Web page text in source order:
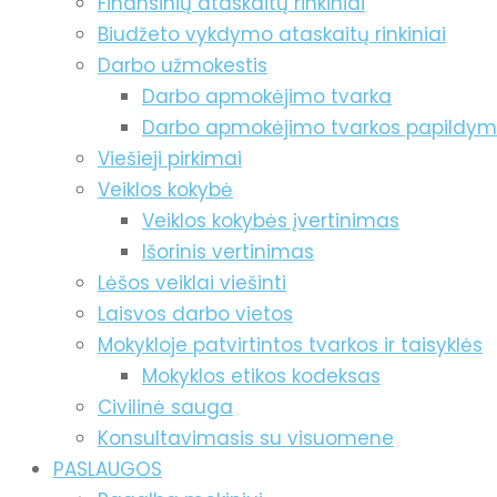
Biudžeto vykdymo ataskaitų rinkiniai
Darbo užmokestis
Darbo apmokėjimo tvarka
Darbo apmokėjimo tvarkos
Viešieji pirkimai
Veiklos kokybė
Veiklos kokybės įvertinimas
Išorinis vertinimas
Lėšos veiklai viešinti
Laisvos darbo vietos
Mokykloje patvirtintos tvarkos ir taisyklės
Mokyklos etikos kodeksas
Civilinė sauga
Konsultavimasis su visuomene
PASLAUGOS